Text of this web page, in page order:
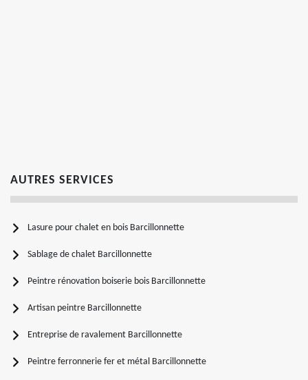
AUTRES SERVICES
Lasure pour chalet en bois Barcillonnette
Sablage de chalet Barcillonnette
Peintre rénovation boiserie bois Barcillonnette
Artisan peintre Barcillonnette
Entreprise de ravalement Barcillonnette
Peintre ferronnerie fer et métal Barcillonnette